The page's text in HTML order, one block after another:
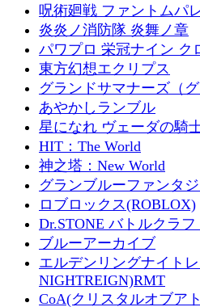
呪術廻戦 ファントムパ
炎炎ノ消防隊 炎舞ノ章
パワプロ 栄冠ナイン ク
東方幻想エクリプス
グランドサマナーズ（グ
あやかしランブル
星になれ ヴェーダの騎
HIT：The World
神之塔：New World
グランブルーファンタ
ロブロックス(ROBLOX)
Dr.STONE バトルクラフ
ブルーアーカイブ
エルデンリングナイト
NIGHTREIGN)RMT
CoA(クリスタルオブアト